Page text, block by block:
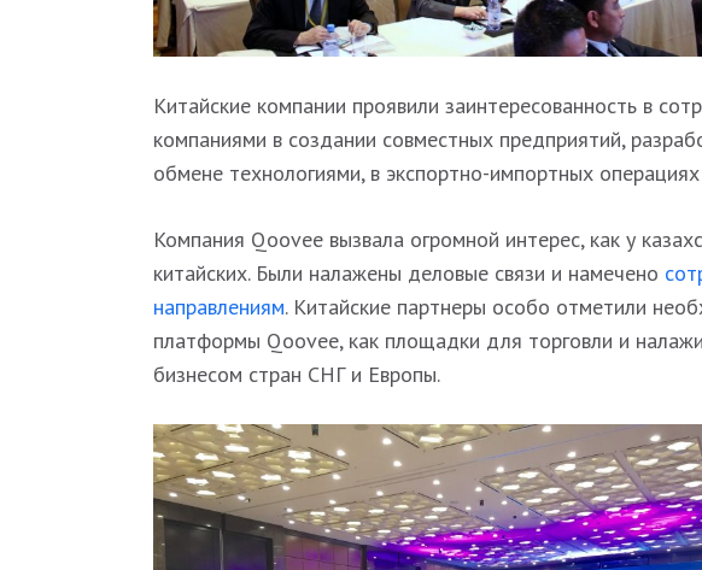
Китайские компании проявили заинтересованность в
компаниями в создании совместных предприятий,
обмене технологиями, в экспортно-импортных
Компания Qoovee вызвала огромной интерес, как у
китайских. Были налажены деловые связи и намечено
направлениям. Китайские партнеры особо отметили
платформы Qoovee, как площадки для торговли и
бизнесом стран СНГ и Европы.